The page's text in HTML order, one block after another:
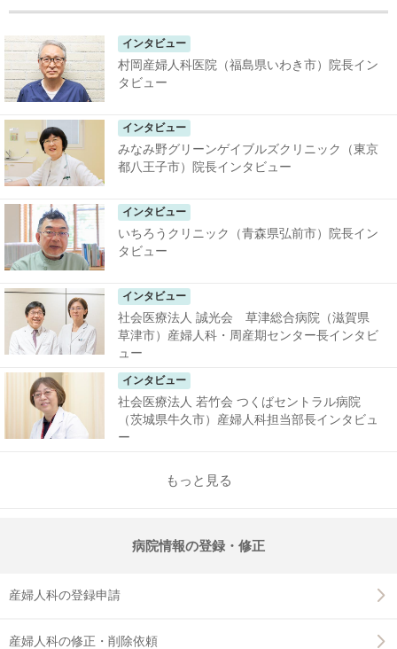
インタビュー
村岡産婦人科医院（福島県いわき市）院長イン
タビュー
インタビュー
みなみ野グリーンゲイブルズクリニック（東京
都八王子市）院長インタビュー
インタビュー
いちろうクリニック（青森県弘前市）院長イン
タビュー
インタビュー
社会医療法人 誠光会 草津総合病院（滋賀県
草津市）産婦人科・周産期センター長インタビ
ュー
インタビュー
社会医療法人 若竹会 つくばセントラル病院
（茨城県牛久市）産婦人科担当部長インタビュ
ー
もっと見る
病院情報の登録・修正
産婦人科の登録申請
産婦人科の修正・削除依頼